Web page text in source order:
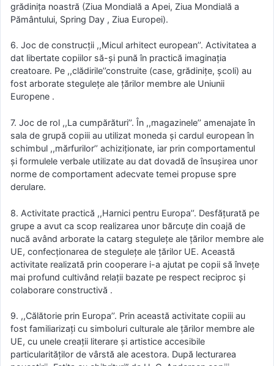
grădiniţa noastră (Ziua Mondială a Apei, Ziua Mondială a
Pământului, Spring Day , Ziua Europei).
6. Joc de construcţii ,,Micul arhitect european’’. Activitatea a
dat libertate copiilor să-şi pună în practică imaginaţia
creatoare. Pe ,,clădirile’’construite (case, grădiniţe, şcoli) au
fost arborate steguleţe ale ţărilor membre ale Uniunii
Europene .
7. Joc de rol ,,La cumpărături’’. În ,,magazinele’’ amenajate în
sala de grupă copiii au utilizat moneda şi cardul european în
schimbul ,,mărfurilor’’ achiziţionate, iar prin comportamentul
şi formulele verbale utilizate au dat dovadă de însuşirea unor
norme de comportament adecvate temei propuse spre
derulare.
8. Activitate practică ,,Harnici pentru Europa’’. Desfăţurată pe
grupe a avut ca scop realizarea unor bărcuţe din coajă de
nucă având arborate la catarg steguleţe ale ţărilor membre ale
UE, confecţionarea de steguleţe ale ţărilor UE. Această
activitate realizată prin cooperare i-a ajutat pe copii să înveţe
mai profund cultivând relaţii bazate pe respect reciproc şi
colaborare constructivă .
9. ,,Călătorie prin Europa’’. Prin această activitate copiii au
fost familiarizaţi cu simboluri culturale ale ţărilor membre ale
UE, cu unele creaţii literare şi artistice accesibile
particularităţilor de vârstă ale acestora. După lecturarea